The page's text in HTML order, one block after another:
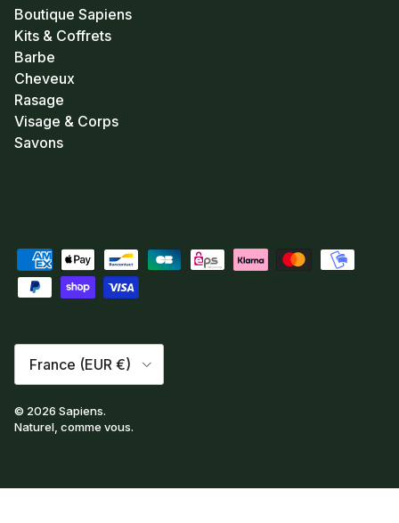
Boutique Sapiens
Kits & Coffrets
Barbe
Cheveux
Rasage
Visage & Corps
Savons
France (EUR €)
© 2026 Sapiens.
Naturel, comme vous.